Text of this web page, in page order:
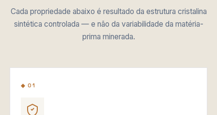
Cada propriedade abaixo é resultado da estrutura cristalina
sintética controlada — e não da variabilidade da matéria-
prima minerada.
◆ 01